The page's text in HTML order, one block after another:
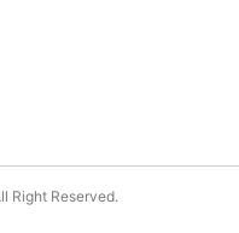
Right Reserved.